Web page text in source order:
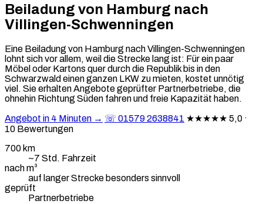
Beiladung von Hamburg nach
Villingen-Schwenningen
Eine Beiladung von Hamburg nach Villingen-Schwenningen
lohnt sich vor allem, weil die Strecke lang ist: Für ein paar
Möbel oder Kartons quer durch die Republik bis in den
Schwarzwald einen ganzen LKW zu mieten, kostet unnötig
viel. Sie erhalten Angebote geprüfter Partnerbetriebe, die
ohnehin Richtung Süden fahren und freie Kapazität haben.
Angebot in 4 Minuten → ☏ 01579 2638841 ★★★★★ 5,0 ·
10 Bewertungen
700 km
~7 Std. Fahrzeit
nach m³
auf langer Strecke besonders sinnvoll
geprüft
Partnerbetriebe